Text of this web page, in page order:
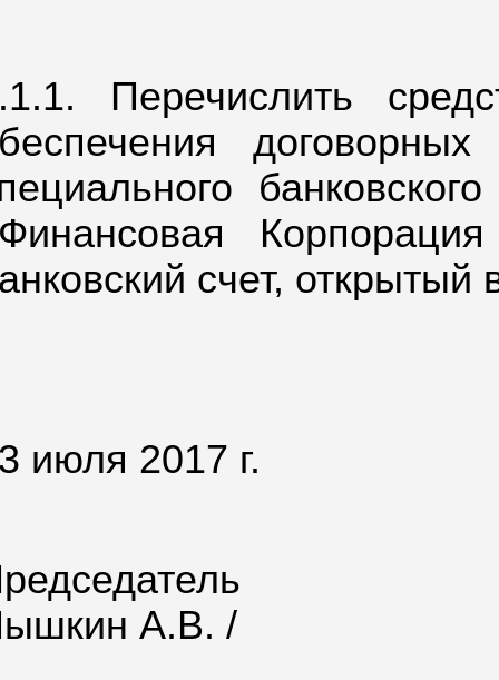
Перечислить
счет, открытый
июля 2017 г.
А.В. /